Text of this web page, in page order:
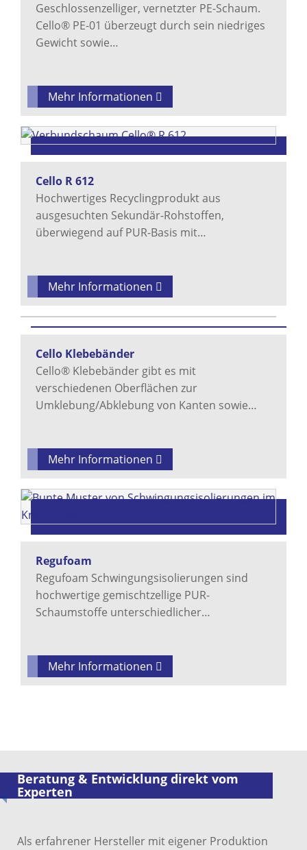
Geschlossenzelliger, vernetzter PE-Schaum.
Cello® PE-01 überzeugt durch sein niedriges
Gewicht sowie…
Mehr Informationen
Cello R 612
Hochwertiges Recyclingprodukt aus
ausgesuchten Sekundär-Rohstoffen,
überwiegend auf PUR-Basis mit…
Mehr Informationen
Cello Klebebänder
Cello® Klebebänder gibt es mit
verschiedenen Oberflächen zur
Umklebung/Abklebung von Kanten sowie…
Mehr Informationen
Regufoam
Regufoam Schwingungsisolierungen sind
hochwertige gemischtzellige PUR-
Schaumstoffe unterschiedlicher…
Mehr Informationen
Beratung & Entwicklung direkt vom
Experten
Als erfahrener Hersteller mit eigener Produktion